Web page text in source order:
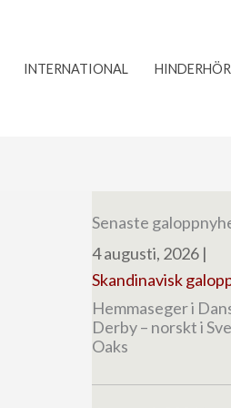
INTERNATIONAL
Senaste
4 augusti, 2026 |
Skandinavisk
Hemmaseger i
Derby – norskt i
Oaks